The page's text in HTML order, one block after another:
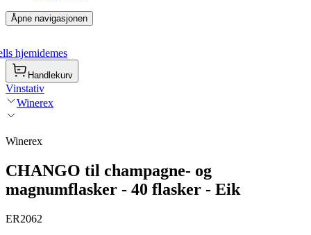
Åpne navigasjonen
hjemidemes
Handlekurv
Vinstativ
Winerex
Winerex
CHANGO til champagne- og
magnumflasker - 40 flasker - Eik
ER2062